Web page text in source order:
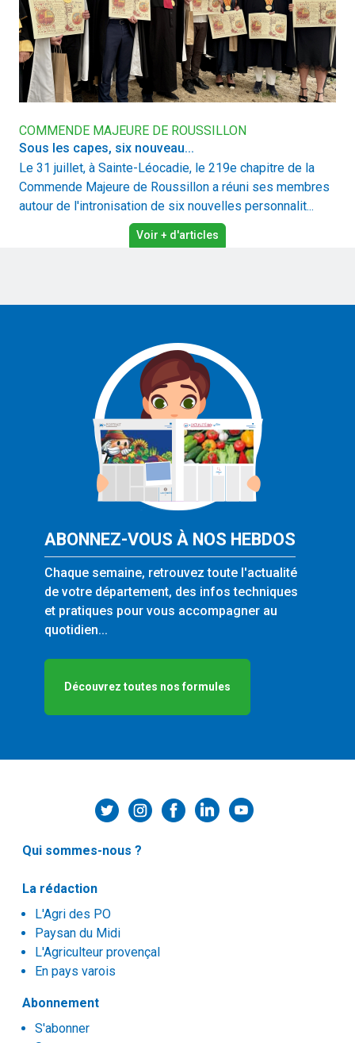
COMMENDE MAJEURE DE ROUSSILLON
Sous les capes, six nouveau...
Le 31 juillet, à Sainte-Léocadie, le 219e chapitre de la
Commende Majeure de Roussillon a réuni ses membres
autour de l'intronisation de six nouvelles personnalit...
Voir + d'articles
ABONNEZ-VOUS À NOS HEBDOS
Chaque semaine, retrouvez toute l'actualité
de votre département, des infos techniques
et pratiques pour vous accompagner au
quotidien...
Découvrez toutes nos formules
Qui sommes-nous ?
La rédaction
L'Agri des PO
Paysan du Midi
L'Agriculteur provençal
En pays varois
Abonnement
S'abonner